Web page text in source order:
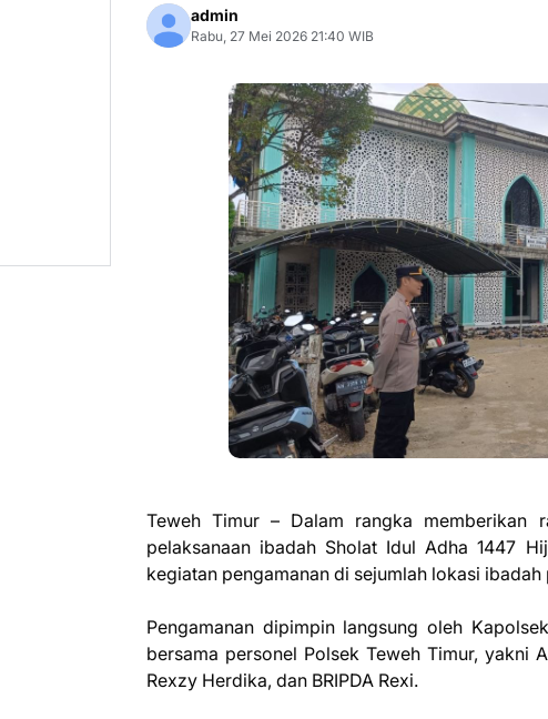
admin
Rabu, 27 Mei 2026 21:40 WIB
Teweh Timur – Dalam rangka memberikan
pelaksanaan ibadah Sholat Idul Adha 1447
kegiatan pengamanan di sejumlah lokasi
Pengamanan dipimpin langsung oleh
bersama personel Polsek Teweh Timur, yakni
Rexzy Herdika, dan BRIPDA Rexi.